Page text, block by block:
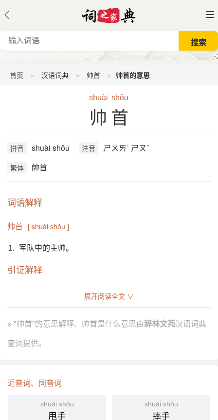
首页 汉语词典 帅首 帅首的意思
shuài shǒu
帅首
拼音 shuài shǒu 注音 ㄕㄨㄞˋ ㄕㄡˇ
繁体 帥首
词语解释
帅首 [ shuài shǒu ]
⒈ 军队中的主帅。
引证解释
元 无名氏 《锁魔镜》第三折：“左右列合后先锋，簇
元 邓学可 《端正好·乐道》套曲：“汉钟离 原是箇帅
首， 蓝采和 本是箇俳优。”
shuài shǒu
展开阅读全文 ∨
※ "帅首"的意思解释、帅首是什么意思由辞林文苑汉语词典
查词提供。
近音词、同音词
shuǎi shǒu
甩手
shuāi shǒu
摔手